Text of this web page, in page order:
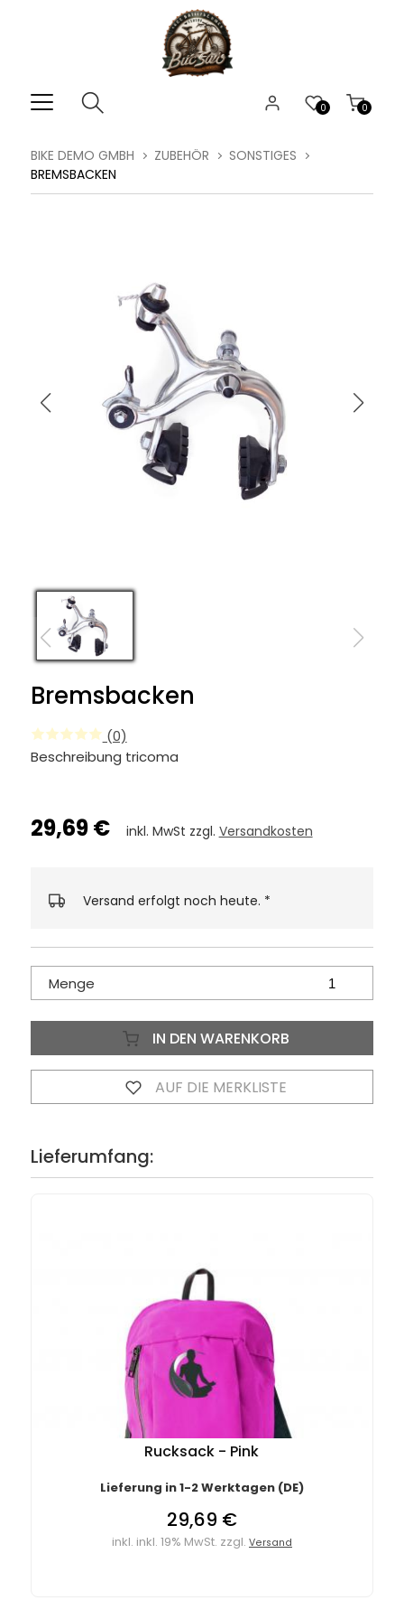
0
0
BIKE DEMO GMBH ZUBEHÖR
SONSTIGES
BREMSBACKEN
Bremsbacken
(0)
Beschreibung tricoma
29,69 € inkl. MwSt zzgl. Versandkosten
Versand erfolgt noch heute. *
Menge
IN DEN WARENKORB
AUF DIE MERKLISTE
Lieferumfang:
Rucksack - Pink
Lieferung in 1-2 Werktagen (DE)
29,69 €
inkl. inkl. 19% MwSt. zzgl. Versand